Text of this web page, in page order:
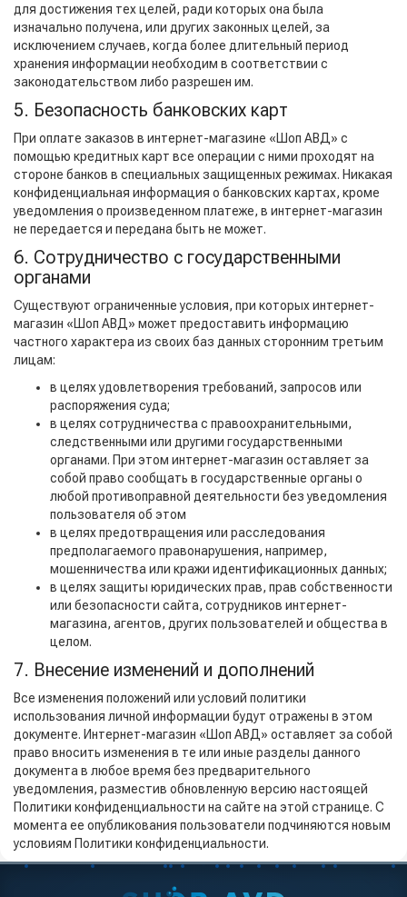
для достижения тех целей, ради которых она была
изначально получена, или других законных целей, за
исключением случаев, когда более длительный период
хранения информации необходим в соответствии с
законодательством либо разрешен им.
5. Безопасность банковских карт
При оплате заказов в интернет-магазине «Шоп АВД» с
помощью кредитных карт все операции с ними проходят на
стороне банков в специальных защищенных режимах. Никакая
конфиденциальная информация о банковских картах, кроме
уведомления о произведенном платеже, в интернет-магазин
не передается и передана быть не может.
6. Сотрудничество с государственными
органами
Существуют ограниченные условия, при которых интернет-
магазин «Шоп АВД» может предоставить информацию
частного характера из своих баз данных сторонним третьим
лицам:
в целях удовлетворения требований, запросов или
распоряжения суда;
в целях сотрудничества с правоохранительными,
следственными или другими государственными
органами. При этом интернет-магазин оставляет за
собой право сообщать в государственные органы о
любой противоправной деятельности без уведомления
пользователя об этом
в целях предотвращения или расследования
предполагаемого правонарушения, например,
мошенничества или кражи идентификационных данных;
в целях защиты юридических прав, прав собственности
или безопасности сайта, сотрудников интернет-
магазина, агентов, других пользователей и общества в
целом.
7. Внесение изменений и дополнений
Все изменения положений или условий политики
использования личной информации будут отражены в этом
документе. Интернет-магазин «Шоп АВД» оставляет за собой
право вносить изменения в те или иные разделы данного
документа в любое время без предварительного
уведомления, разместив обновленную версию настоящей
Политики конфиденциальности на сайте на этой странице. С
момента ее опубликования пользователи подчиняются новым
условиям Политики конфиденциальности.